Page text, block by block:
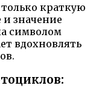
краткую
значение
символом
вдохновлять